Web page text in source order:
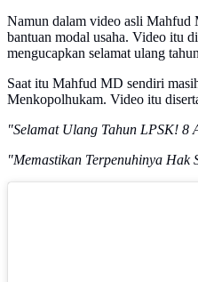
Namun dalam video asli Mahfud
bantuan modal usaha. Video
mengucapkan selamat ulang
Saat itu Mahfud MD sendiri
Menkopolhukam. Video itu
"Selamat Ulang Tahun LPSK! 8
"Memastikan Terpenuhinya Hak